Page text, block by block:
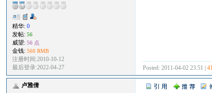
精华:0
发帖:56
威望:56 点
金钱:560 RMB
注册时间:2010-10-12
最后登录:2022-04-27
Posted: 2011-04-02 23:51 |
卢雅倩